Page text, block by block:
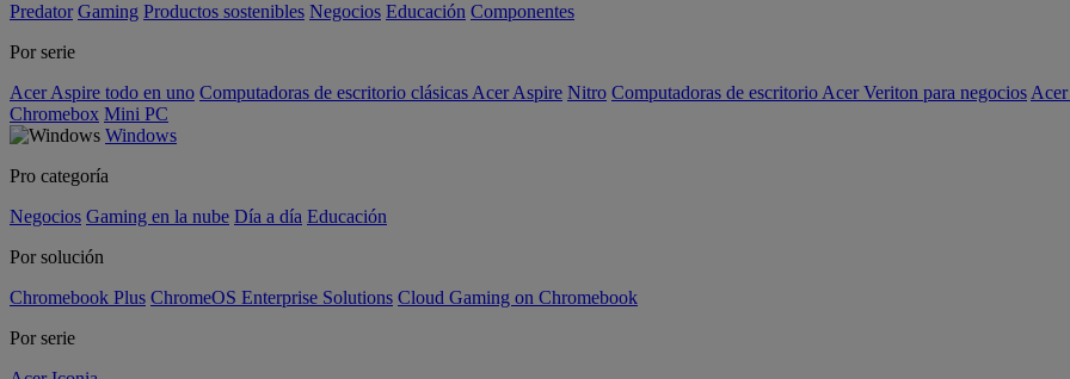
Predator Gaming Productos sostenibles Negocios Educación Componentes
Por serie
Acer Aspire todo en uno Computadoras de escritorio clásicas Acer Aspire Nitro Computadoras de escritorio Acer Veriton para negocios
Chromebox Mini PC
Windows
Pro categoría
Negocios Gaming en la nube Día a día Educación
Por solución
Chromebook Plus ChromeOS Enterprise Solutions Cloud Gaming on Chromebook
Por serie